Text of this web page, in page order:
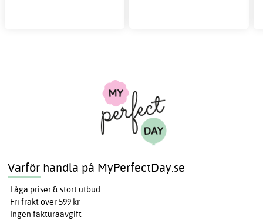
Varför handla på MyPerfectDay.se
Låga priser & stort utbud
Fri frakt över 599 kr
Ingen fakturaavgift